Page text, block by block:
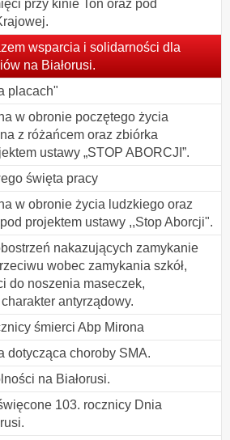
przy kinie Ton oraz pod
wsparcia i solidarności dla
na Białorusi.
placach"
w obronie poczętego życia
z różańcem oraz zbiórka
ustawy „STOP ABORCJI”.
święta pracy
w obronie życia ludzkiego oraz
projektem ustawy ,,Stop Aborcji".
nakazujących zamykanie
wobec zamykania szkół,
do noszenia maseczek,
antyrządowy.
śmierci Abp Mirona
dotycząca choroby SMA.
na Białorusi.
103. rocznicy Dnia